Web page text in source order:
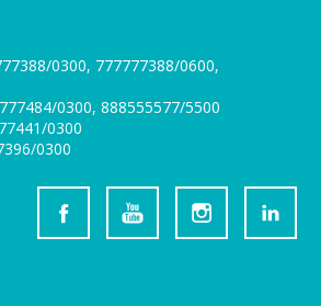
0300, 777777388/0600,
0300, 888555577/5500
0300
0300